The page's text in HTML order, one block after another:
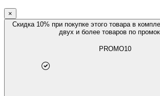
×
Скидка 10% при покупке этого товара в
двух и более товаров по
PROMO10